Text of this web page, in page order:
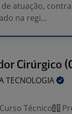
atuação,
na regi...
Cirúrgico
TECNOLOGIA
Curso Técnico